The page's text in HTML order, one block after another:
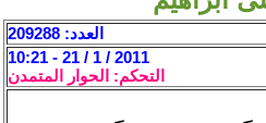
العدد: 209288
2011 / 1 / 21 - 10:21
التحكم: الحوار المتمدن